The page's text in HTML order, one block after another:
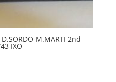
D.SORDO-M.MARTI 2nd
IXO